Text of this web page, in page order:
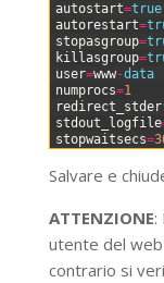
autostart=true
autorestart=
stopasgroup=
killasgroup=
user=www-data
numprocs=1
stdout_logfile
stopwaitsecs=
Salvare e
ATTENZIONE:
utente del
contrario si